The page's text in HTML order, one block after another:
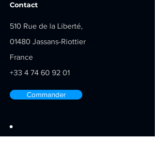
Contact
510 Rue de la Liberté,
01480 Jassans-Riottier
France
+33 4 74 60 92 01
Commander